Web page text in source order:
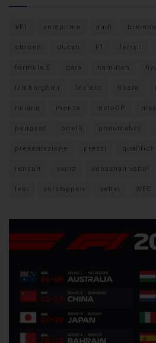
#F1 anteprima audi brembo
citroen ducati F1 ferrari
formula E gara hamilton
lamborghini leclerc libere
milano monza motoGP
peugeot pirelli pneumatici
presentazione prezzi
renault sainz sebastian vettel
test verstappen vettel WEC